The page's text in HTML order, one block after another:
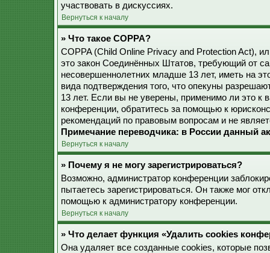
участвовать в дискуссиях.
Вернуться к началу
» Что такое COPPA?
COPPA (Child Online Privacy and Protection Act),
это закон Соединённых Штатов, требующий от
несовершеннолетних младше 13 лет, иметь на
вида подтверждения того, что опекуны
13 лет. Если вы не уверены, применимо ли это к
конференции, обратитесь за помощью к
рекомендаций по правовым вопросам и не
Примечание переводчика: в России данный
Вернуться к началу
» Почему я не могу зарегистрироваться?
Возможно, администратор конференции
пытаетесь зарегистрироваться. Он также мог
помощью к администратору конференции.
Вернуться к началу
» Что делает функция «Удалить cookies
Она удаляет все созданные cookies, которые